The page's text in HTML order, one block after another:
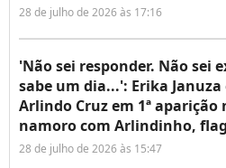
28 de julho de 2026 às 17:16
'Não sei responder. Não sei
sabe um dia...': Erika
Arlindo Cruz em 1ª
namoro com Arlindinho,
28 de julho de 2026 às 15:47